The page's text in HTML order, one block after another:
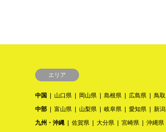
エリア
中国 山口県 岡山県 島根県 広島県
鳥
中部
富山県 山梨県 岐阜県 愛知県 新
九州・沖縄
佐賀県 大分県 宮崎県 沖縄県